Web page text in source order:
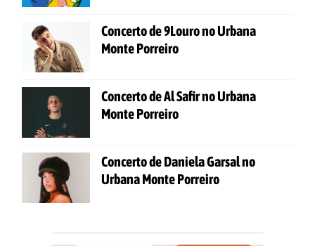
Concerto de 9Louro no Urbana
Monte Porreiro
Concerto de Al Safir no Urbana
Monte Porreiro
Concerto de Daniela Garsal no
Urbana Monte Porreiro